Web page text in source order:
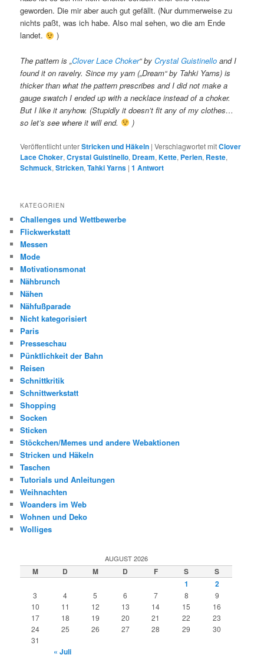
geworden. Die mir aber auch gut gefällt. (Nur dummerweise zu
nichts paßt, was ich habe. Also mal sehen, wo die am Ende
landet.
)
The pattern is „Clover Lace Choker“ byCrystal Guistinello and I
found it on ravelry. Since my yarn („Dream“ by Tahki Yarns) is
thicker than what the pattern prescribes and I did not make a
gauge swatch I ended up with a necklace instead of a choker.
But I like it anyhow. (Stupidly it doesn’t fit any of my clothes…
so let’s see where it will end.
)
Veröffentlicht unterStricken und Häkeln |Verschlagwortet mitClover
Lace Choker,Crystal Guistinello, Dream,Kette, Perlen, Reste,
Schmuck,Stricken,Tahki Yarns |1 Antwort
KATEGORIEN
Challenges und Wettbewerbe
Flickwerkstatt
Messen
Mode
Motivationsmonat
Nähbrunch
Nähen
Nähfußparade
Nicht kategorisiert
Paris
Presseschau
Pünktlichkeit der Bahn
Reisen
Schnittkritik
Schnittwerkstatt
Shopping
Socken
Sticken
Stöckchen/Memes und andere Webaktionen
Stricken und Häkeln
Taschen
Tutorials und Anleitungen
Weihnachten
Woanders im Web
Wohnen und Deko
Wolliges
AUGUST 2026
M D M D F S
S
1
2
3 4 5 6 7 8
9
10
11 12 13 14 15
16
17
18 19 20 21 22
23
24
25 26 27 28 29
30
31
« Juli